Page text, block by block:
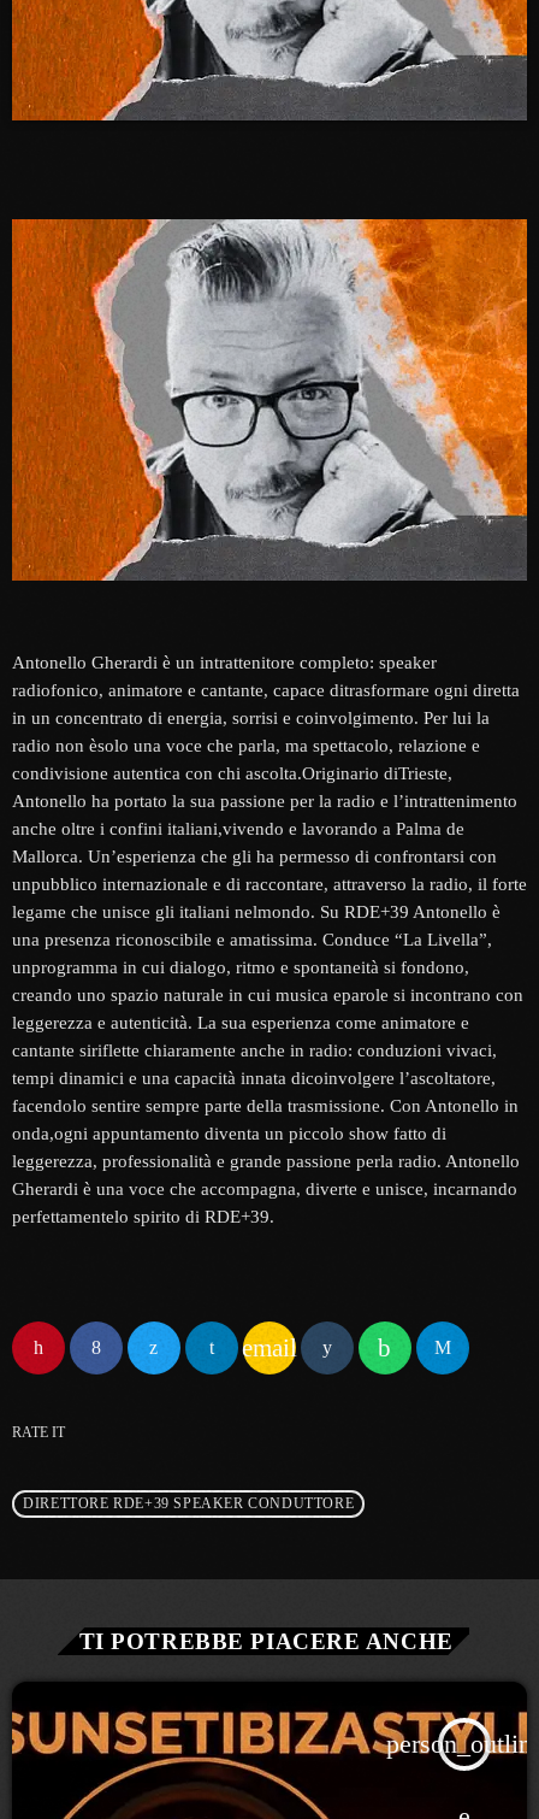
Antonello Gherardi è un intrattenitore completo: speaker
radiofonico, animatore e cantante, capace ditrasformare ogni diretta
in un concentrato di energia, sorrisi e coinvolgimento. Per lui la
radio non èsolo una voce che parla, ma spettacolo, relazione e
condivisione autentica con chi ascolta.Originario diTrieste,
Antonello ha portato la sua passione per la radio e l’intrattenimento
anche oltre i confini italiani,vivendo e lavorando a Palma de
Mallorca. Un’esperienza che gli ha permesso di confrontarsi con
unpubblico internazionale e di raccontare, attraverso la radio, il forte
legame che unisce gli italiani nelmondo. Su RDE+39 Antonello è
una presenza riconoscibile e amatissima. Conduce “La Livella”,
unprogramma in cui dialogo, ritmo e spontaneità si fondono,
creando uno spazio naturale in cui musica eparole si incontrano con
leggerezza e autenticità. La sua esperienza come animatore e
cantante siriflette chiaramente anche in radio: conduzioni vivaci,
tempi dinamici e una capacità innata dicoinvolgere l’ascoltatore,
facendolo sentire sempre parte della trasmissione. Con Antonello in
onda,ogni appuntamento diventa un piccolo show fatto di
leggerezza, professionalità e grande passione perla radio. Antonello
Gherardi è una voce che accompagna, diverte e unisce, incarnando
perfettamentelo spirito di RDE+39.
email
RATE IT
DIRETTORE RDE+39 SPEAKER CONDUTTORE
TI POTREBBE PIACERE ANCHE